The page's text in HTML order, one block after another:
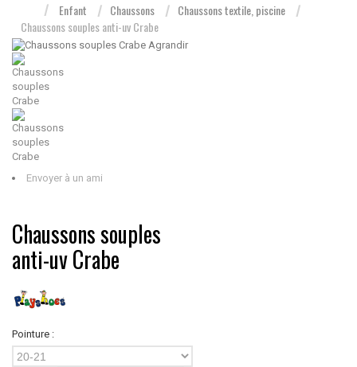
Enfant Chaussons
Chaussons textile, piscine
Chaussons souples anti-uv Crabe
Agrandir
Envoyer à un ami
Chaussons souples
anti-uv Crabe
Pointure :
20-21